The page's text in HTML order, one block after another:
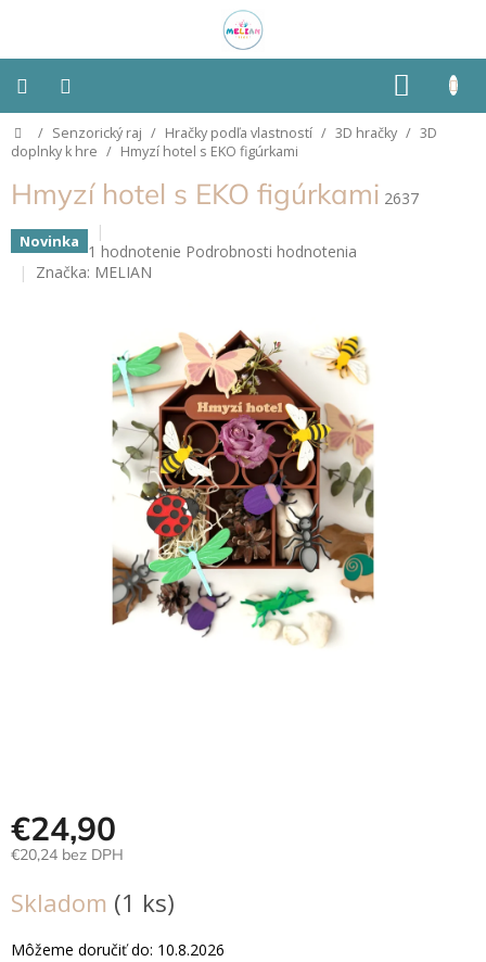
KOŠÍK
Montessori
Detská
izba
Senzorické
pomôcky
Prihlásenie
Domov
/ Senzorický raj / Hračky podľa vlastností / 3D hračky / 3D
doplnky k hre / Hmyzí hotel s EKO figúrkami
Hmyzí hotel s EKO figúrkami 2637
Novinka Priemerné
hodnotenie
hviezdičiek.
1 hodnotenie Podrobnosti hodnotenia
Značka: MELIAN
€24,90
€20,24 bez DPH
cena:
Skladom (1 ks)
Môžeme doručiť do: 10.8.2026